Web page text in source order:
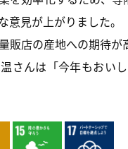
意見が上がりました。
販店の産地への期待が
さんは「今年もおい